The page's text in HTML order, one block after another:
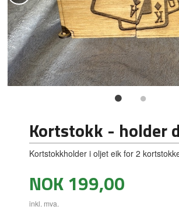
Kortstokk - holder
Kortstokkholder i oljet eik for 2
Pris
NOK199,00
inkl. mva.